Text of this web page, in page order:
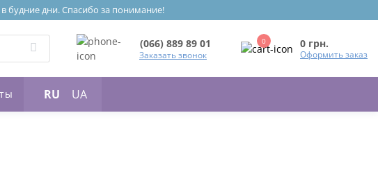
будние дни. Спасибо за понимание!
(066) 889 89 01
Заказать звонок
0 0 грн.
Оформить заказ
RU UA